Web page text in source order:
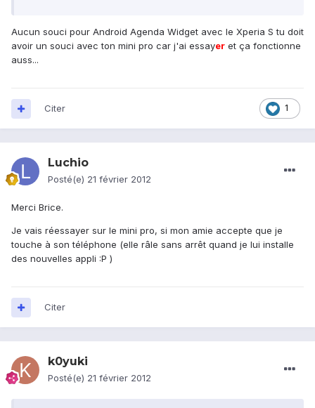
Aucun souci pour Android Agenda Widget avec le Xperia S tu doit
avoir un souci avec ton mini pro car j'ai essayer et ça fonctionne
auss...
1
Citer
Luchio
Posté(e) 21 février 2012
Merci Brice.
Je vais réessayer sur le mini pro, si mon amie accepte que je
touche à son téléphone (elle râle sans arrêt quand je lui installe
des nouvelles appli :P )
Citer
k0yuki
Posté(e) 21 février 2012